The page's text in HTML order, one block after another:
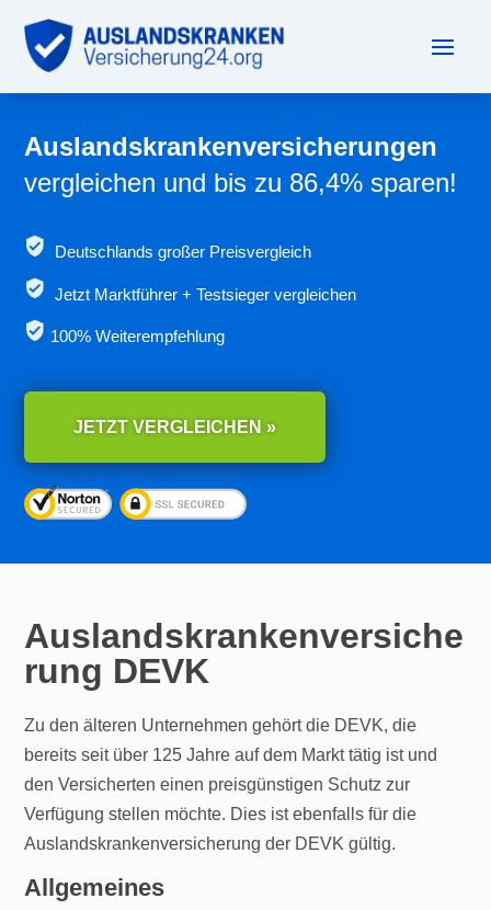
Auslandskrankenversicherungen
vergleichen und bis zu 86,4% sparen!
Deutschlands großer Preisvergleich
Jetzt Marktführer + Testsieger vergleichen
100% Weiterempfehlung
JETZT VERGLEICHEN »
Auslandskrankenversiche
rung DEVK
Zu den älteren Unternehmen gehört die DEVK, die
bereits seit über 125 Jahre auf dem Markt tätig ist und
den Versicherten einen preisgünstigen Schutz zur
Verfügung stellen möchte. Dies ist ebenfalls für die
Auslandskrankenversicherung der DEVK gültig.
Allgemeines